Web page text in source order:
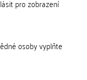
pro zobrazení
osoby vyplňte